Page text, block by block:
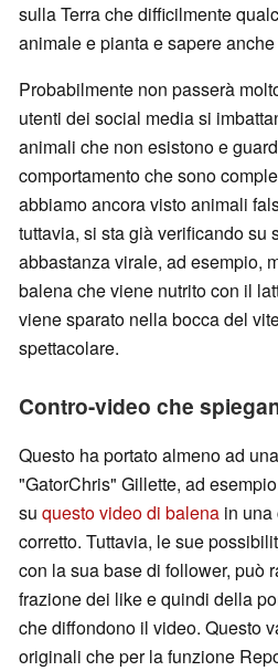
sulla Terra che difficilmente
animale e pianta e sapere
Probabilmente non passerà
utenti dei social media si
animali che non esistono e
comportamento che sono
abbiamo ancora visto animali
tuttavia, si sta già verificando su
abbastanza virale, ad esempio,
balena che viene nutrito con il
viene sparato nella bocca del
spettacolare.
Contro-video che
Questo ha portato almeno ad
"GatorChris" Gillette, ad
su questo video di balena in una
corretto. Tuttavia, le sue
con la sua base di follower, può
frazione dei like e quindi della
che diffondono il video. Questo
originali che per la funzione